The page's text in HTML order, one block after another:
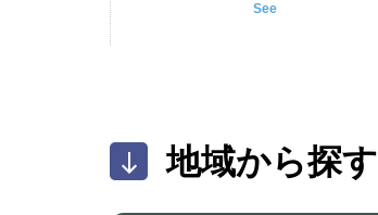
See
地域から探す